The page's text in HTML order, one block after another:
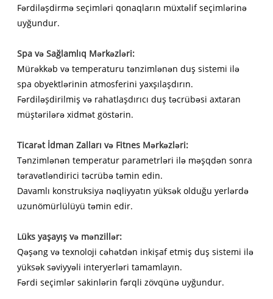
Fərdiləşdirmə seçimləri qonaqların müxtəlif seçimlərinə
uyğundur.
Spa və Sağlamlıq Mərkəzləri:
Mürəkkəb və temperaturu tənzimlənən duş sistemi ilə
spa obyektlərinin atmosferini yaxşılaşdırın.
Fərdiləşdirilmiş və rahatlaşdırıcı duş təcrübəsi axtaran
müştərilərə xidmət göstərin.
Ticarət İdman Zalları və Fitnes Mərkəzləri:
Tənzimlənən temperatur parametrləri ilə məşqdən sonra
təravətləndirici təcrübə təmin edin.
Davamlı konstruksiya nəqliyyatın yüksək olduğu yerlərdə
uzunömürlülüyü təmin edir.
Lüks yaşayış və mənzillər:
Qəşəng və texnoloji cəhətdən inkişaf etmiş duş sistemi ilə
yüksək səviyyəli interyerləri tamamlayın.
Fərdi seçimlər sakinlərin fərqli zövqünə uyğundur.